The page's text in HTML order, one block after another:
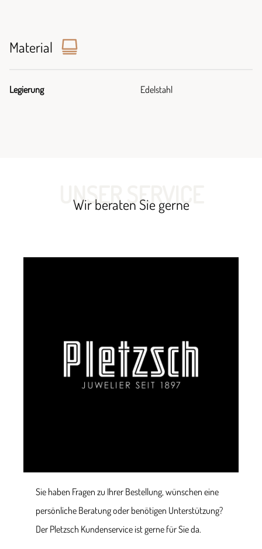
Material
Legierung Edelstahl
UNSER SERVICE
Wir beraten Sie gerne
Sie haben Fragen zu Ihrer Bestellung, wünschen eine
persönliche Beratung oder benötigen Unterstützung?
Der Pletzsch Kundenservice ist gerne für Sie da.